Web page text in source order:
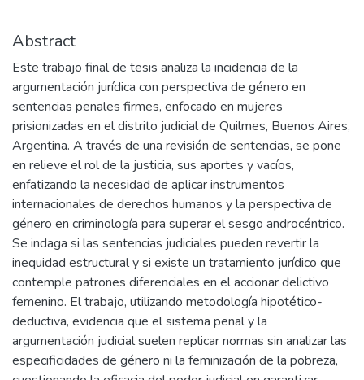
Abstract
Este trabajo final de tesis analiza la incidencia de la
argumentación jurídica con perspectiva de género en
sentencias penales firmes, enfocado en mujeres
prisionizadas en el distrito judicial de Quilmes, Buenos Aires,
Argentina. A través de una revisión de sentencias, se pone
en relieve el rol de la justicia, sus aportes y vacíos,
enfatizando la necesidad de aplicar instrumentos
internacionales de derechos humanos y la perspectiva de
género en criminología para superar el sesgo androcéntrico.
Se indaga si las sentencias judiciales pueden revertir la
inequidad estructural y si existe un tratamiento jurídico que
contemple patrones diferenciales en el accionar delictivo
femenino. El trabajo, utilizando metodología hipotético-
deductiva, evidencia que el sistema penal y la
argumentación judicial suelen replicar normas sin analizar las
especificidades de género ni la feminización de la pobreza,